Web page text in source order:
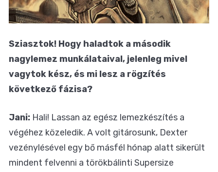
Sziasztok! Hogy haladtok a második
nagylemez munkálataival, jelenleg mivel
vagytok kész, és mi lesz a rögzítés
következő fázisa?
Jani: Hali! Lassan az egész lemezkészítés a
végéhez közeledik. A volt gitárosunk, Dexter
vezénylésével egy bő másfél hónap alatt sikerült
mindent felvenni a törökbálinti Supersize